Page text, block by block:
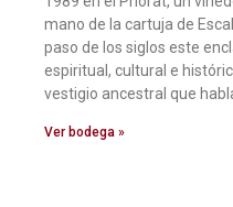
mano de la cartuja de
paso de los siglos este
espiritual, cultural e
vestigio ancestral que
Ver bodega »